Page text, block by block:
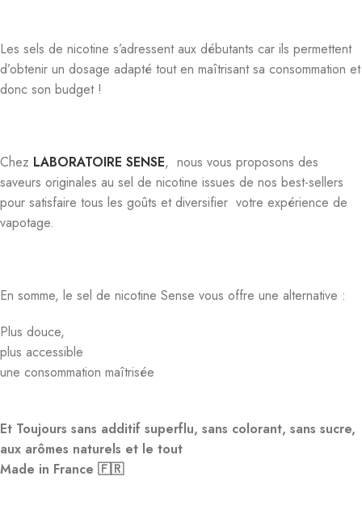
Les sels de nicotine s’adressent aux débutants car ils permettent
d’obtenir un dosage adapté tout en maîtrisant sa consommation et
donc son budget !
Chez LABORATOIRE SENSE, nous vous proposons des
saveurs originales au sel de nicotine issues de nos best-sellers
pour satisfaire tous les goûts et diversifier votre expérience de
vapotage.
En somme, le sel de nicotine Sense vous offre une alternative :
Plus douce,
plus accessible
une consommation maîtrisée
Et Toujours sans additif superflu, sans colorant, sans sucre,
aux arômes naturels et le tout
Made in France 🇫🇷